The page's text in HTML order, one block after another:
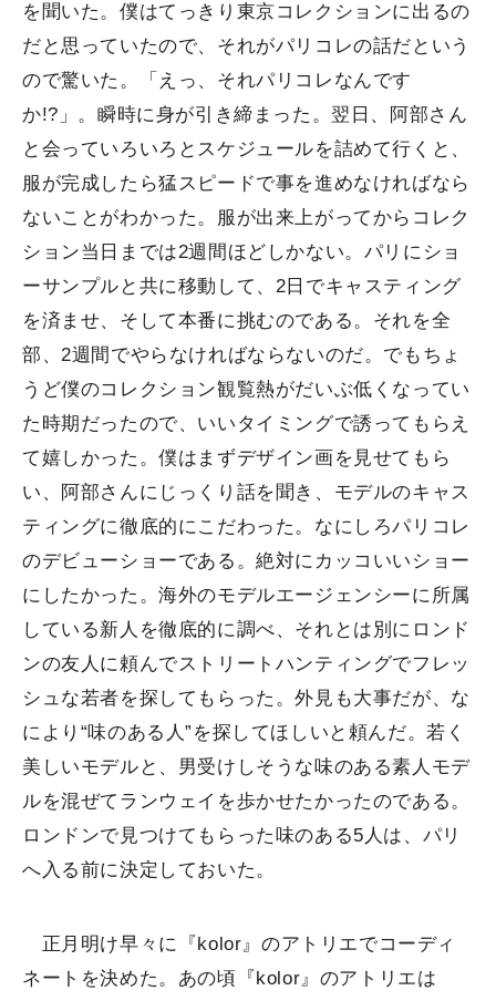
を聞いた。僕はてっきり東京コレクションに出るの
だと思っていたので、それがパリコレの話だという
ので驚いた。「えっ、それパリコレなんです
か!?」。瞬時に身が引き締まった。翌日、阿部さん
と会っていろいろとスケジュールを詰めて行くと、
服が完成したら猛スピードで事を進めなければなら
ないことがわかった。服が出来上がってからコレク
ション当日までは2週間ほどしかない。パリにショ
ーサンプルと共に移動して、2日でキャスティング
を済ませ、そして本番に挑むのである。それを全
部、2週間でやらなければならないのだ。でもちょ
うど僕のコレクション観覧熱がだいぶ低くなってい
た時期だったので、いいタイミングで誘ってもらえ
て嬉しかった。僕はまずデザイン画を見せてもら
い、阿部さんにじっくり話を聞き、モデルのキャス
ティングに徹底的にこだわった。なにしろパリコレ
のデビューショーである。絶対にカッコいいショー
にしたかった。海外のモデルエージェンシーに所属
している新人を徹底的に調べ、それとは別にロンド
ンの友人に頼んでストリートハンティングでフレッ
シュな若者を探してもらった。外見も大事だが、な
により“味のある人”を探してほしいと頼んだ。若く
美しいモデルと、男受けしそうな味のある素人モデ
ルを混ぜてランウェイを歩かせたかったのである。
ロンドンで見つけてもらった味のある5人は、パリ
へ入る前に決定しておいた。
正月明け早々に『kolor』のアトリエでコーディ
ネートを決めた。あの頃『kolor』のアトリエは